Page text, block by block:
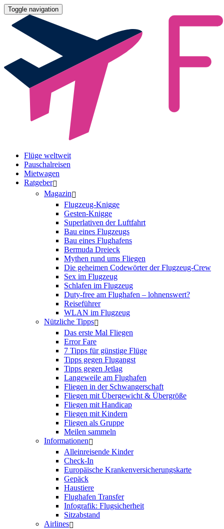
Toggle navigation
Flüge weltweit
Pauschalreisen
Mietwagen
Ratgeber
Magazin
Flugzeug-Knigge
Gesten-Knigge
Superlativen der Luftfahrt
Bau eines Flugzeugs
Bau eines Flughafens
Bermuda Dreieck
Mythen rund ums Fliegen
Die geheimen Codewörter der Flugzeug-Crew
Sex im Flugzeug
Schlafen im Flugzeug
Duty-free am Flughafen – lohnenswert?
Reiseführer
WLAN im Flugzeug
Nützliche Tipps
Das erste Mal Fliegen
Error Fare
7 Tipps für günstige Flüge
Tipps gegen Flugangst
Tipps gegen Jetlag
Langeweile am Flughafen
Fliegen in der Schwangerschaft
Fliegen mit Übergewicht & Übergröße
Fliegen mit Handicap
Fliegen mit Kindern
Fliegen als Gruppe
Meilen sammeln
Informationen
Alleinreisende Kinder
Check-In
Europäische Krankenversicherungskarte
Gepäck
Haustiere
Flughafen Transfer
Infografik: Flugsicherheit
Sitzabstand
Airlines